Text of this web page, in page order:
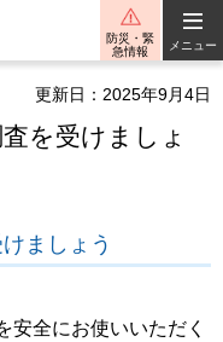
防災・緊
急情報
メニュー
更新日：2025年9月4日
を受けましょ
ましょう
安全にお使いいただく